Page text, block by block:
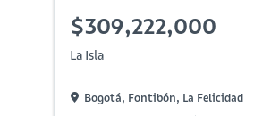
$309,222,000
La Isla
Bogotá, Fontibón, La Felicidad